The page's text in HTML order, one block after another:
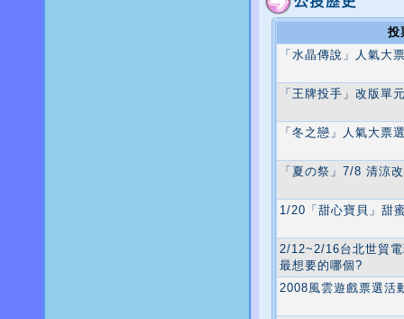
投
「水晶傳說」人氣大
「王牌投手」改版單
「冬之戀」人氣大票
「夏の祭」7/8 清涼
1/20「甜心寶貝」甜
2/12~2/16台北世貿
最想要的哪個?
2008風雲遊戲票選